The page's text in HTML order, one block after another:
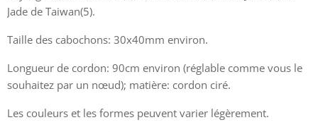
Cabochon de Jaspe Paysage et Pendentif Macramé
Cabochon d'Amazonite et Pendentif Macramé
Cabochon d'Amazonite et Pendentif Macramé
Cabochon de Quartz Rose et Pendentif Macramé
Cabochon de New Jade et Pendentif Macramé
Cabochon de New Jade et Pendentif Macramé
Cabochon de New Jade et Pendentif Macramé
Cabochon de Jade de Taiwan et Pendentif Macramé
Jade de Taiwan(5).
Taille des cabochons: 30x40mm environ.
Longueur de cordon: 90cm environ (réglable comme vous le
souhaitez par un nœud); matière: cordon ciré.
Les couleurs et les formes peuvent varier légèrement.